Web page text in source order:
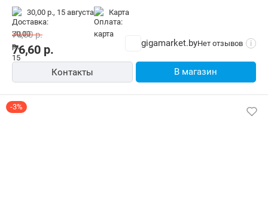
30,00 р., 15 августа карта
76,60 р.
79,00р.
gigamarket.byНет отзывов i
Контакты В магазин
-3%